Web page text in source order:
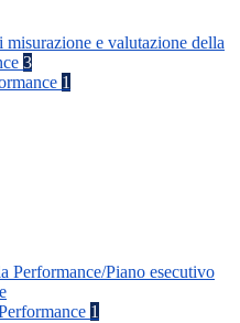
misurazione e valutazione della
3
1
Performance/Piano esecutivo
1